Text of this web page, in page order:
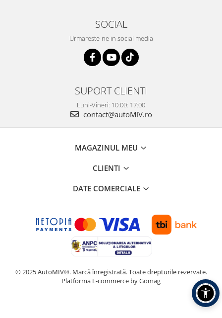
SOCIAL
Urmareste-ne in social media
SUPORT CLIENTI
Luni-Vineri: 10:00: 17:00
contact@autoMIV.ro
MAGAZINUL MEU
CLIENTI
DATE COMERCIALE
© 2025 AutoMIV®. Marcă înregistrată. Toate drepturile rezervate.
Platforma E-commerce by Gomag